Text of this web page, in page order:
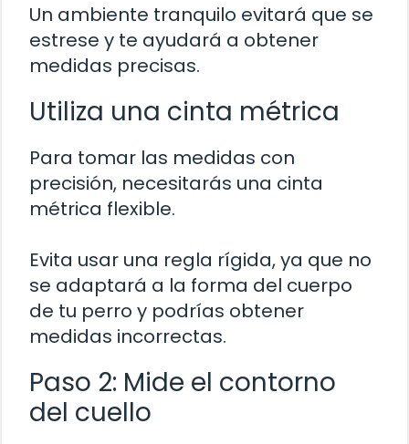
Un ambiente tranquilo evitará que se
estrese y te ayudará a obtener
medidas precisas.
Utiliza una cinta métrica
Para tomar las medidas con
precisión, necesitarás una cinta
métrica flexible.
Evita usar una regla rígida, ya que no
se adaptará a la forma del cuerpo
de tu perro y podrías obtener
medidas incorrectas.
Paso 2: Mide el contorno
del cuello